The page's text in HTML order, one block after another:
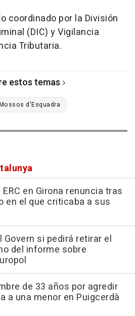
coordinado por la División
(DIC) y Vigilancia
Tributaria.
estos temas
d'Esquadra
en Girona renuncia tras
en el que criticaba a sus
Govern si pedirá retirar el
del informe sobre
de 33 años por agredir
a una menor en Puigcerdà